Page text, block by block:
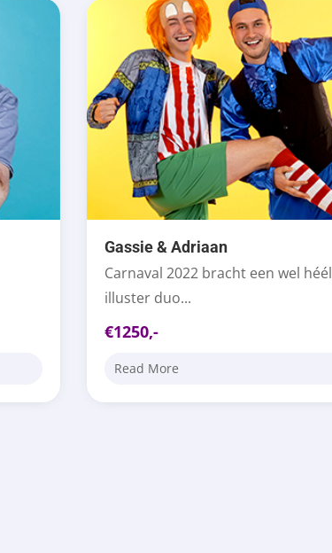
Gassie & Adriaan
Carnaval 2022 bracht een wel héél
illuster duo...
€1250,-
Read More